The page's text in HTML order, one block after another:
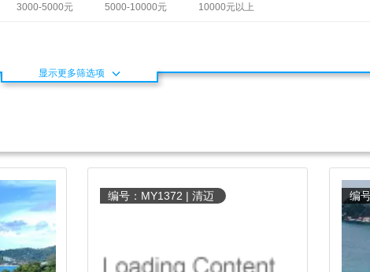
3000-5000元 5000-10000元 10000元以上
显示更多筛选项
编号：MY1372 | 清迈 编